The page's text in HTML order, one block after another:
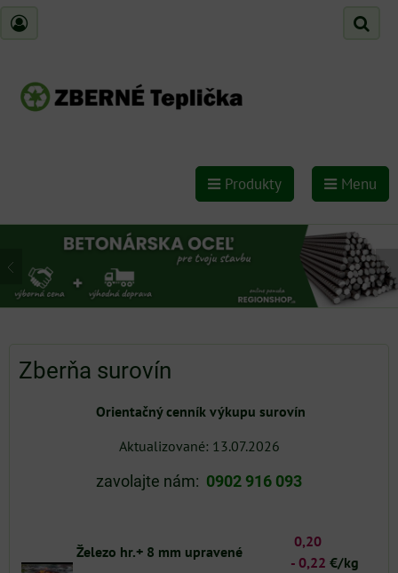
Produkty Menu
Zberňa surovín
Orientačný cenník výkupu surovín
Aktualizované: 13.07.2026
zavolajte nám: 0902 916 093
Železo hr.+ 8 mm upravené
0,20
- 0,22 €/kg